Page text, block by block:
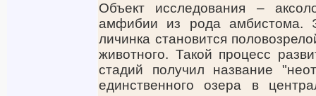
Объект исследования –
амфибии из рода амбистома.
личинка становится
животного. Такой процесс
стадий получил название
единственного озера в